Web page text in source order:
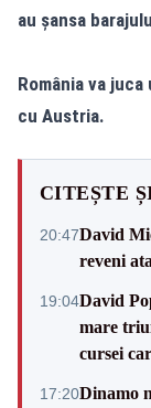
au șansa
România va
cu Austria.
CITEȘTE
20:47David
reveni
19:04David
mare
cursei
17:20Dinamo